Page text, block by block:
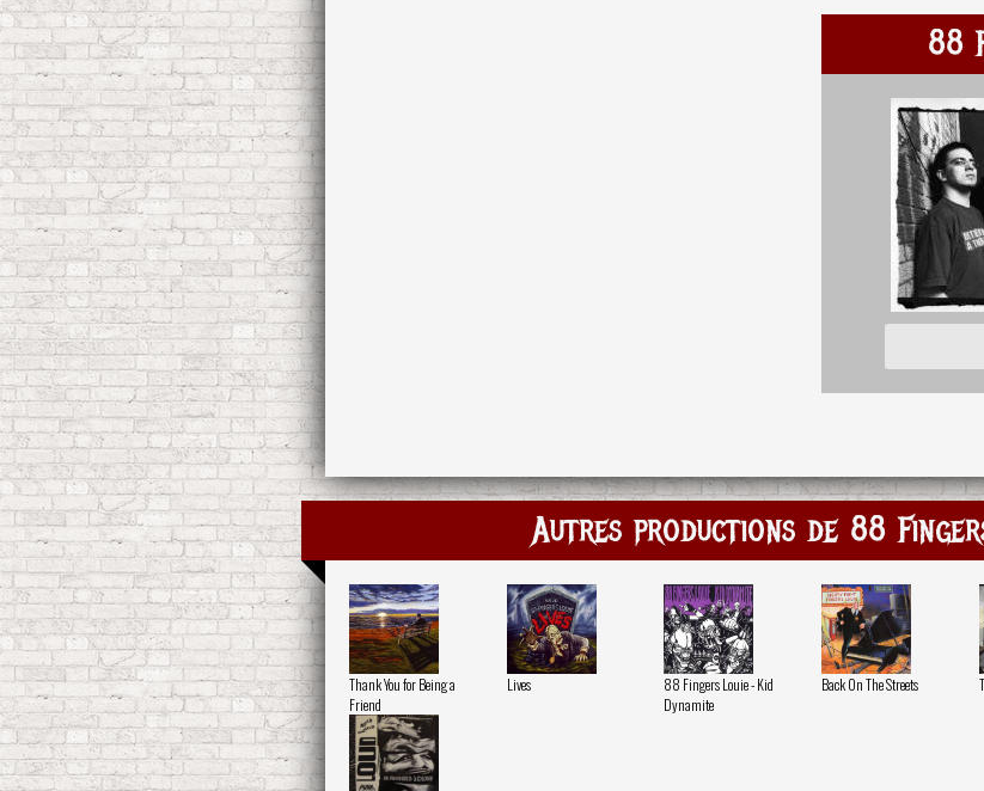
88
Autres productions de 88
Thank You for Being a
Friend
Lives
88 Fingers Louie - Kid
Dynamite
Back On The Streets